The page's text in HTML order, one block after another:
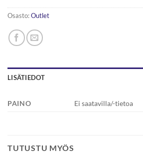
Osasto:Outlet
LISÄTIEDOT
PAINO Ei saatavilla/-tietoa
TUTUSTU MYÖS